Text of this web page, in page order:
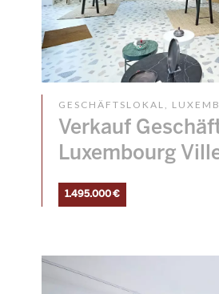
GESCHÄFTSLOKAL,
Verkauf
Luxembourg
1.495.000 €